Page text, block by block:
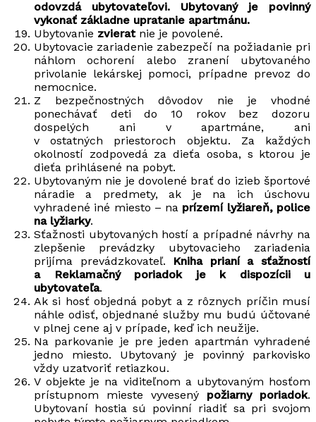
odovzdá ubytovateľovi. Ubytovaný je povinný
vykonať základne upratanie apartmánu.
Ubytovanie zvierat nie je povolené.
Ubytovacie zariadenie zabezpečí na požiadanie pri
náhlom ochorení alebo zranení ubytovaného
privolanie lekárskej pomoci, prípadne prevoz do
nemocnice.
Z bezpečnostných dôvodov nie je vhodné
ponechávať deti do 10 rokov bez dozoru
dospelých ani v apartmáne, ani
v ostatných priestoroch objektu. Za každých
okolností zodpovedá za dieťa osoba, s ktorou je
dieťa prihlásené na pobyt.
Ubytovaným nie je dovolené brať do izieb športové
náradie a predmety, ak je na ich úschovu
vyhradené iné miesto – na prízemí lyžiareň, police
na lyžiarky.
Sťažnosti ubytovaných hostí a prípadné návrhy na
zlepšenie prevádzky ubytovacieho zariadenia
prijíma prevádzkovateľ. Kniha prianí a sťažností
a Reklamačný poriadok je k dispozícii u
ubytovateľa.
Ak si hosť objedná pobyt a z rôznych príčin musí
náhle odisť, objednané služby mu budú účtované
v plnej cene aj v prípade, keď ich neužije.
Na parkovanie je pre jeden apartmán vyhradené
jedno miesto. Ubytovaný je povinný parkovisko
vždy uzatvoriť retiazkou.
V objekte je na viditeľnom a ubytovaným hosťom
prístupnom mieste vyvesený požiarny poriadok.
Ubytovaní hostia sú povinní riadiť sa pri svojom